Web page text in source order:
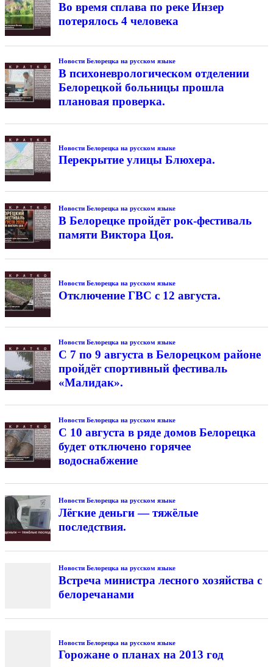
Во время сплава по реке Инзер
потерялось 4 человека
Новости Белорецка на русском языке
В психоневрологическом отделении
Белорецкой больницы прошла
плановая проверка.
Новости Белорецка на русском языке
Перекрытие улицы Блюхера.
Новости Белорецка на русском языке
В Белорецке пройдёт рок-фестиваль
памяти Виктора Цоя.
Новости Белорецка на русском языке
Отключение ГВС с 12 августа.
Новости Белорецка на русском языке
С 7 по 9 августа в Белорецком районе
пройдёт спортивный фестиваль
«Малидак».
Новости Белорецка на русском языке
С 10 августа в ряде домов Белорецка
будет отключено горячее
водоснабжение
Новости Белорецка на русском языке
Лёгкие деньги — тяжёлые
последствия.
Новости Белорецка на русском языке
Встреча министра лесного хозяйства с
белоречанами
Новости Белорецка на русском языке
Горожане о планах на 2013 год